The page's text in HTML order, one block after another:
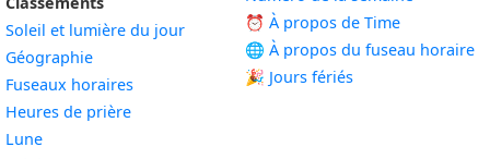
Soleil et lumière du jour
Géographie
Fuseaux horaires
Heures de prière
Lune
⏰ À propos de Time
🌐 À propos du fuseau horaire
🎉 Jours fériés